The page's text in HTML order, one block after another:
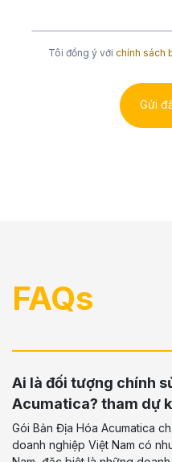
Tôi đồng ý với chính sách
Gửi
FAQs
Ai là đối tượng chính
Acumatica? tham dự
Gói Bản Địa Hóa Acumatica
doanh nghiệp Việt Nam có